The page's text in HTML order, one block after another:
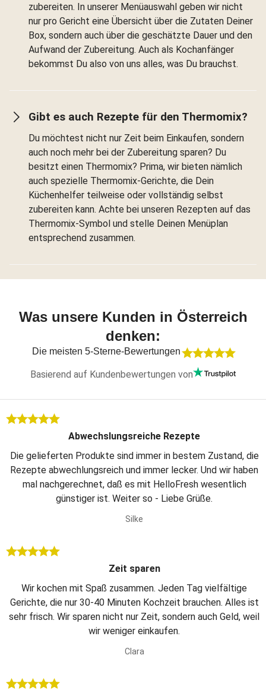
zubereiten. In unserer Menüauswahl geben wir nicht
nur pro Gericht eine Übersicht über die Zutaten Deiner
Box, sondern auch über die geschätzte Dauer und den
Aufwand der Zubereitung. Auch als Kochanfänger
bekommst Du also von uns alles, was Du brauchst.
Gibt es auch Rezepte für den Thermomix?
Du möchtest nicht nur Zeit beim Einkaufen, sondern
auch noch mehr bei der Zubereitung sparen? Du
besitzt einen Thermomix? Prima, wir bieten nämlich
auch spezielle Thermomix-Gerichte, die Dein
Küchenhelfer teilweise oder vollständig selbst
zubereiten kann. Achte bei unseren Rezepten auf das
Thermomix-Symbol und stelle Deinen Menüplan
entsprechend zusammen.
Was unsere Kunden in Österreich
denken:
Die meisten 5-Sterne-Bewertungen
Basierend auf Kundenbewertungen von
Abwechslungsreiche Rezepte
Die gelieferten Produkte sind immer in bestem Zustand, die
Rezepte abwechlungsreich und immer lecker. Und wir haben
mal nachgerechnet, daß es mit HelloFresh wesentlich
günstiger ist. Weiter so - Liebe Grüße.
Silke
Zeit sparen
Wir kochen mit Spaß zusammen. Jeden Tag vielfältige
Gerichte, die nur 30-40 Minuten Kochzeit brauchen. Alles ist
sehr frisch. Wir sparen nicht nur Zeit, sondern auch Geld, weil
wir weniger einkaufen.
Clara